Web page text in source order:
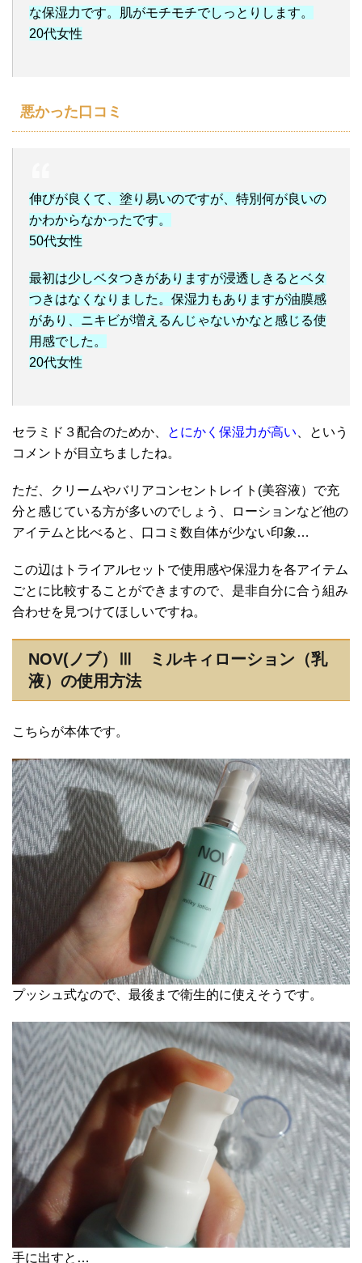
な保湿力です。肌がモチモチでしっとりします。
20代女性
悪かった口コミ
伸びが良くて、塗り易いのですが、特別何が良いの
かわからなかったです。
50代女性
最初は少しベタつきがありますが浸透しきるとベタ
つきはなくなりました。保湿力もありますが油膜感
があり、ニキビが増えるんじゃないかなと感じる使
用感でした。
20代女性
セラミド３配合のためか、 とにかく保湿力が高い 、という
コメントが目立ちましたね。
ただ、クリームやバリアコンセントレイト(美容液）で充
分と感じている方が多いのでしょう、ローションなど他の
アイテムと比べると、口コミ数自体が少ない印象…
この辺はトライアルセットで使用感や保湿力を各アイテム
ごとに比較することができますので、是非自分に合う組み
合わせを見つけてほしいですね。
NOV(ノブ）Ⅲ ミルキィローション（乳
液）の使用方法
こちらが本体です。
プッシュ式なので、最後まで衛生的に使えそうです。
手に出すと…